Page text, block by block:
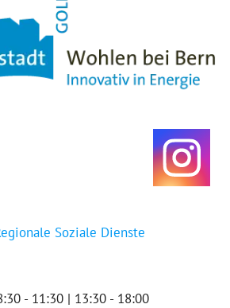
Soziale Dienste
- 11:30 | 13:30 - 18:00